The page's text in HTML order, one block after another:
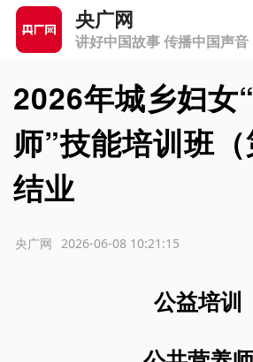
央广网
讲好中国故事 传播中国声音
2026年城乡妇女
师”技能培训班（
结业
2026-06-08 10:21:15
央广网
公益培训